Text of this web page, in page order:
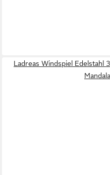
Ladreas Windspiel Edelstahl